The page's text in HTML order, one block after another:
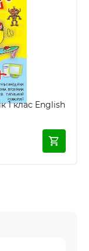
1 клас English